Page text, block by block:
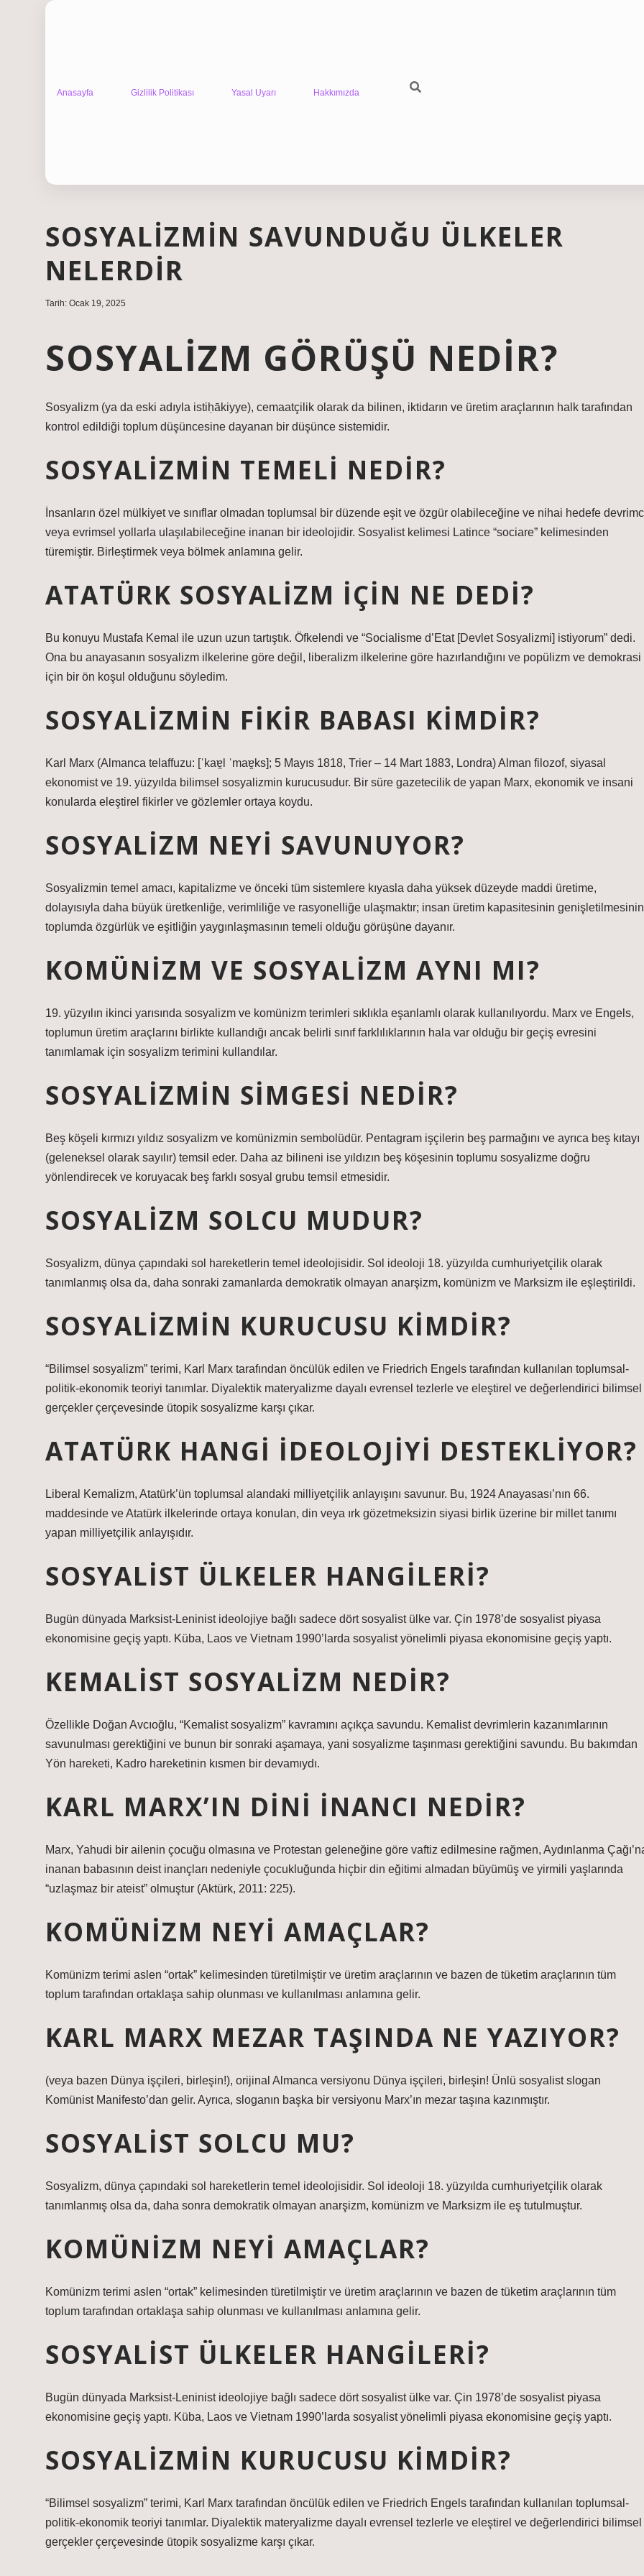
Anasayfa Gizlilik Politikası Yasal Uyarı Hakkımızda
SOSYALIZMIN SAVUNDUĞU ÜLKELER
NELERDIR
Tarih: Ocak 19, 2025
SOSYALIZM GÖRÜŞÜ NEDIR?
Sosyalizm (ya da eski adıyla istiḥākiyye), cemaatçilik olarak da bilinen, iktidarın ve üretim araçlarının halk tarafından
kontrol edildiği toplum düşüncesine dayanan bir düşünce sistemidir.
SOSYALIZMIN TEMELI NEDIR?
İnsanların özel mülkiyet ve sınıflar olmadan toplumsal bir düzende eşit ve özgür olabileceğine ve nihai hedefe
veya evrimsel yollarla ulaşılabileceğine inanan bir ideolojidir. Sosyalist kelimesi Latince “sociare” kelimesinden
türemiştir. Birleştirmek veya bölmek anlamına gelir.
ATATÜRK SOSYALIZM IÇIN NE DEDI?
Bu konuyu Mustafa Kemal ile uzun uzun tartıştık. Öfkelendi ve “Socialisme d’Etat [Devlet Sosyalizmi] istiyorum” dedi.
Ona bu anayasanın sosyalizm ilkelerine göre değil, liberalizm ilkelerine göre hazırlandığını ve popülizm ve demokrasi
için bir ön koşul olduğunu söyledim.
SOSYALIZMIN FIKIR BABASI KIMDIR?
Karl Marx (Almanca telaffuzu: [ˈkaɐ̯l ˈmaɐ̯ks]; 5 Mayıs 1818, Trier – 14 Mart 1883, Londra) Alman filozof, siyasal
ekonomist ve 19. yüzyılda bilimsel sosyalizmin kurucusudur. Bir süre gazetecilik de yapan Marx, ekonomik ve insani
konularda eleştirel fikirler ve gözlemler ortaya koydu.
SOSYALIZM NEYI SAVUNUYOR?
Sosyalizmin temel amacı, kapitalizme ve önceki tüm sistemlere kıyasla daha yüksek düzeyde maddi üretime,
dolayısıyla daha büyük üretkenliğe, verimliliğe ve rasyonelliğe ulaşmaktır; insan üretim kapasitesinin
toplumda özgürlük ve eşitliğin yaygınlaşmasının temeli olduğu görüşüne dayanır.
KOMÜNIZM VE SOSYALIZM AYNI MI?
19. yüzyılın ikinci yarısında sosyalizm ve komünizm terimleri sıklıkla eşanlamlı olarak kullanılıyordu. Marx ve Engels,
toplumun üretim araçlarını birlikte kullandığı ancak belirli sınıf farklılıklarının hala var olduğu bir geçiş evresini
tanımlamak için sosyalizm terimini kullandılar.
SOSYALIZMIN SIMGESI NEDIR?
Beş köşeli kırmızı yıldız sosyalizm ve komünizmin sembolüdür. Pentagram işçilerin beş parmağını ve ayrıca beş kıtayı
(geleneksel olarak sayılır) temsil eder. Daha az bilineni ise yıldızın beş köşesinin toplumu sosyalizme doğru
yönlendirecek ve koruyacak beş farklı sosyal grubu temsil etmesidir.
SOSYALIZM SOLCU MUDUR?
Sosyalizm, dünya çapındaki sol hareketlerin temel ideolojisidir. Sol ideoloji 18. yüzyılda cumhuriyetçilik olarak
tanımlanmış olsa da, daha sonraki zamanlarda demokratik olmayan anarşizm, komünizm ve Marksizm ile eşleştirildi.
SOSYALIZMIN KURUCUSU KIMDIR?
“Bilimsel sosyalizm” terimi, Karl Marx tarafından öncülük edilen ve Friedrich Engels tarafından kullanılan toplumsal-
politik-ekonomik teoriyi tanımlar. Diyalektik materyalizme dayalı evrensel tezlerle ve eleştirel ve değerlendirici bilimsel
gerçekler çerçevesinde ütopik sosyalizme karşı çıkar.
ATATÜRK HANGI IDEOLOJIYI DESTEKLIYOR?
Liberal Kemalizm, Atatürk’ün toplumsal alandaki milliyetçilik anlayışını savunur. Bu, 1924 Anayasası’nın 66.
maddesinde ve Atatürk ilkelerinde ortaya konulan, din veya ırk gözetmeksizin siyasi birlik üzerine bir millet tanımı
yapan milliyetçilik anlayışıdır.
SOSYALIST ÜLKELER HANGILERI?
Bugün dünyada Marksist-Leninist ideolojiye bağlı sadece dört sosyalist ülke var. Çin 1978’de sosyalist piyasa
ekonomisine geçiş yaptı. Küba, Laos ve Vietnam 1990’larda sosyalist yönelimli piyasa ekonomisine geçiş yaptı.
KEMALIST SOSYALIZM NEDIR?
Özellikle Doğan Avcıoğlu, “Kemalist sosyalizm” kavramını açıkça savundu. Kemalist devrimlerin kazanımlarının
savunulması gerektiğini ve bunun bir sonraki aşamaya, yani sosyalizme taşınması gerektiğini savundu. Bu bakımdan
Yön hareketi, Kadro hareketinin kısmen bir devamıydı.
KARL MARX’IN DINI INANCI NEDIR?
Marx, Yahudi bir ailenin çocuğu olmasına ve Protestan geleneğine göre vaftiz edilmesine rağmen, Aydınlanma
inanan babasının deist inançları nedeniyle çocukluğunda hiçbir din eğitimi almadan büyümüş ve yirmili yaşlarında
“uzlaşmaz bir ateist” olmuştur (Aktürk, 2011: 225).
KOMÜNIZM NEYI AMAÇLAR?
Komünizm terimi aslen “ortak” kelimesinden türetilmiştir ve üretim araçlarının ve bazen de tüketim araçlarının tüm
toplum tarafından ortaklaşa sahip olunması ve kullanılması anlamına gelir.
KARL MARX MEZAR TAŞINDA NE YAZIYOR?
(veya bazen Dünya işçileri, birleşin!), orijinal Almanca versiyonu Dünya işçileri, birleşin! Ünlü sosyalist slogan
Komünist Manifesto’dan gelir. Ayrıca, sloganın başka bir versiyonu Marx’ın mezar taşına kazınmıştır.
SOSYALIST SOLCU MU?
Sosyalizm, dünya çapındaki sol hareketlerin temel ideolojisidir. Sol ideoloji 18. yüzyılda cumhuriyetçilik olarak
tanımlanmış olsa da, daha sonra demokratik olmayan anarşizm, komünizm ve Marksizm ile eş tutulmuştur.
KOMÜNIZM NEYI AMAÇLAR?
Komünizm terimi aslen “ortak” kelimesinden türetilmiştir ve üretim araçlarının ve bazen de tüketim araçlarının tüm
toplum tarafından ortaklaşa sahip olunması ve kullanılması anlamına gelir.
SOSYALIST ÜLKELER HANGILERI?
Bugün dünyada Marksist-Leninist ideolojiye bağlı sadece dört sosyalist ülke var. Çin 1978’de sosyalist piyasa
ekonomisine geçiş yaptı. Küba, Laos ve Vietnam 1990’larda sosyalist yönelimli piyasa ekonomisine geçiş yaptı.
SOSYALIZMIN KURUCUSU KIMDIR?
“Bilimsel sosyalizm” terimi, Karl Marx tarafından öncülük edilen ve Friedrich Engels tarafından kullanılan toplumsal-
politik-ekonomik teoriyi tanımlar. Diyalektik materyalizme dayalı evrensel tezlerle ve eleştirel ve değerlendirici bilimsel
gerçekler çerçevesinde ütopik sosyalizme karşı çıkar.